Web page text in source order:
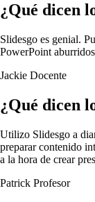
¿Qué dicen
Slidesgo es genial.
PowerPoint
Jackie Docente
¿Qué dicen
Utilizo Slidesgo a
preparar contenido
a la hora de crear
Patrick Profesor